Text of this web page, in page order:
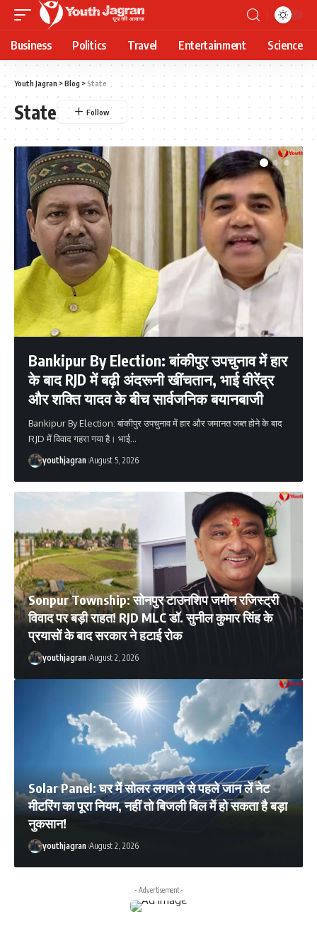
Business Politics Travel Entertainment Science
Youth Jagran >Blog >State
State
Bankipur By Election: बांकीपुर उपचुनाव में हार
के बाद RJD में बढ़ी अंदरूनी खींचतान, भाई वीरेंद्र
और शक्ति यादव के बीच सार्वजनिक बयानबाजी
Bankipur By Election: बांकीपुर उपचुनाव में हार और जमानत जब्त होने के बाद
RJD में विवाद गहरा गया है। भाई…
youthjagran August 5, 2026
Sonpur Township: सोनपुर टाउनशिप जमीन रजिस्ट्री
विवाद पर बड़ी राहत! RJD MLC डॉ. सुनील कुमार सिंह के
प्रयासों के बाद सरकार ने हटाई रोक
youthjagran August 2, 2026
Solar Panel: घर में सोलर लगवाने से पहले जान लें नेट
मीटरिंग का पूरा नियम, नहीं तो बिजली बिल में हो सकता है बड़ा
नुकसान!
youthjagran August 2, 2026
- Advertisement -